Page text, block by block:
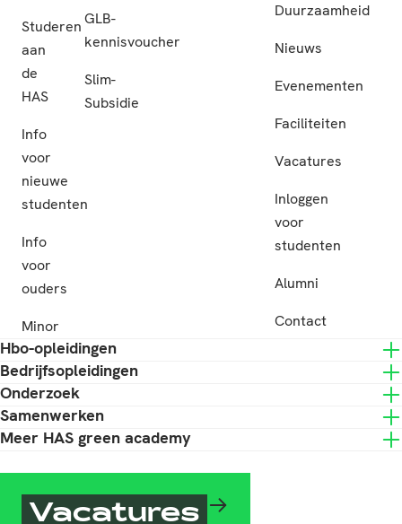
Studeren
aan
de
HAS
Info
voor
nieuwe
studenten
Info
voor
ouders
Minor
GLB-
kennisvoucher
Slim-
Subsidie
Duurzaamheid
Nieuws
Evenementen
Faciliteiten
Vacatures
Inloggen
voor
studenten
Alumni
Contact
Hbo-opleidingen
Bedrijfsopleidingen
Onderzoek
Samenwerken
Meer HAS green academy
Vacatures